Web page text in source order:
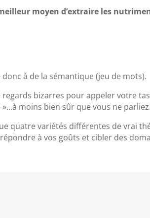
moyen d’extraire les
à de la sémantique (jeu de mots).
regards bizarres pour appeler votre
»…à moins bien sûr que vous ne
quatre variétés différentes de vrai
à vos goûts et cibler des